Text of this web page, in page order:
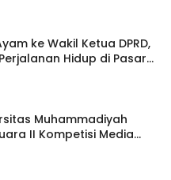
ke Wakil Ketua DPRD,
Hidup di Pasar
Muhammadiyah
II Kompetisi Media
Tingkat Internasional